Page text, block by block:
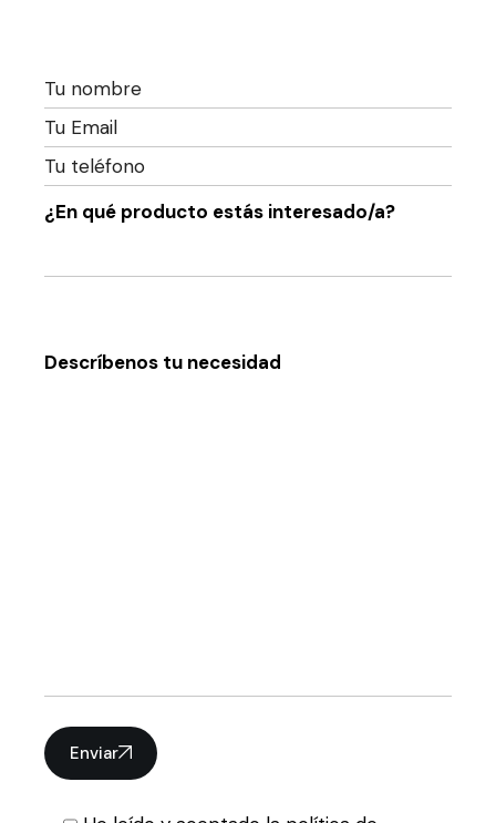
¿En qué producto estás interesado/a?
Descríbenos tu necesidad
Enviar